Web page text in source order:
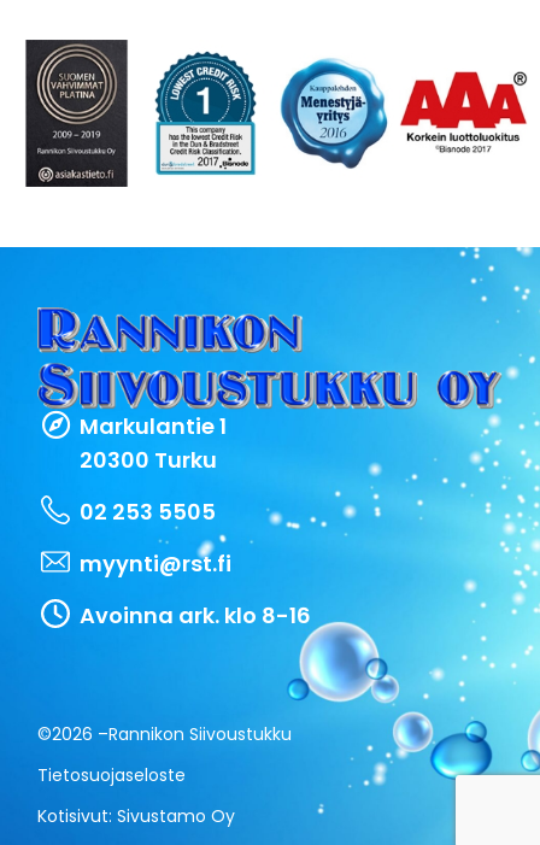
Markulantie 1
20300 Turku
02 253 5505
myynti@rst.fi
Avoinna ark. klo 8-16
©2026 –Rannikon Siivoustukku
Tietosuojaseloste
Kotisivut:Sivustamo Oy